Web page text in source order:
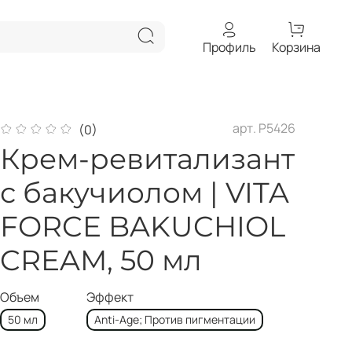
Профиль Корзина
(0) арт. Р5426
Крем-ревитализант
с бакучиолом | VITA
FORCE BAKUCHIOL
CREAM, 50 мл
Объем
50 мл
Эффект
Anti-Age; Против пигментации